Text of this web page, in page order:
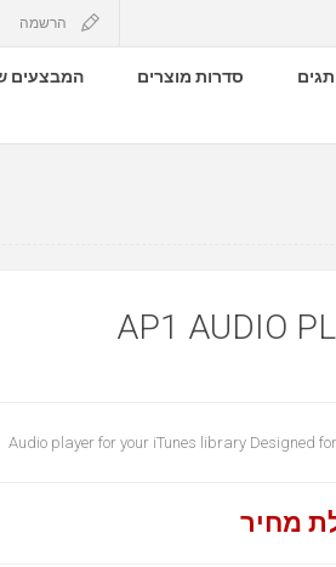
הרשמה
סדרות מוצרים המבצעים
AP1 AUDIO
Audio player for your iTunes library Designed
מחיר